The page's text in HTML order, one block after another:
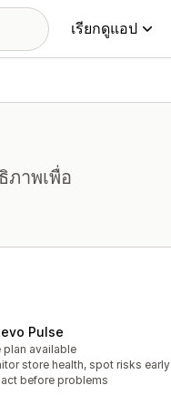
เรียกดูแอป
ภาพเพื่อ
Pulse
plan available
store health, spot risks early
before problems